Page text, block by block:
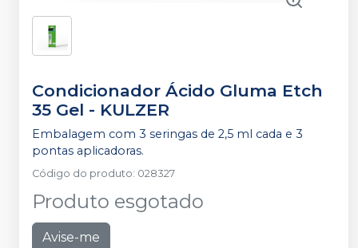
Condicionador Ácido Gluma Etch
35 Gel - KULZER
Embalagem com 3 seringas de 2,5 ml cada e 3
pontas aplicadoras.
Código do produto: 028327
Produto esgotado
Avise-me